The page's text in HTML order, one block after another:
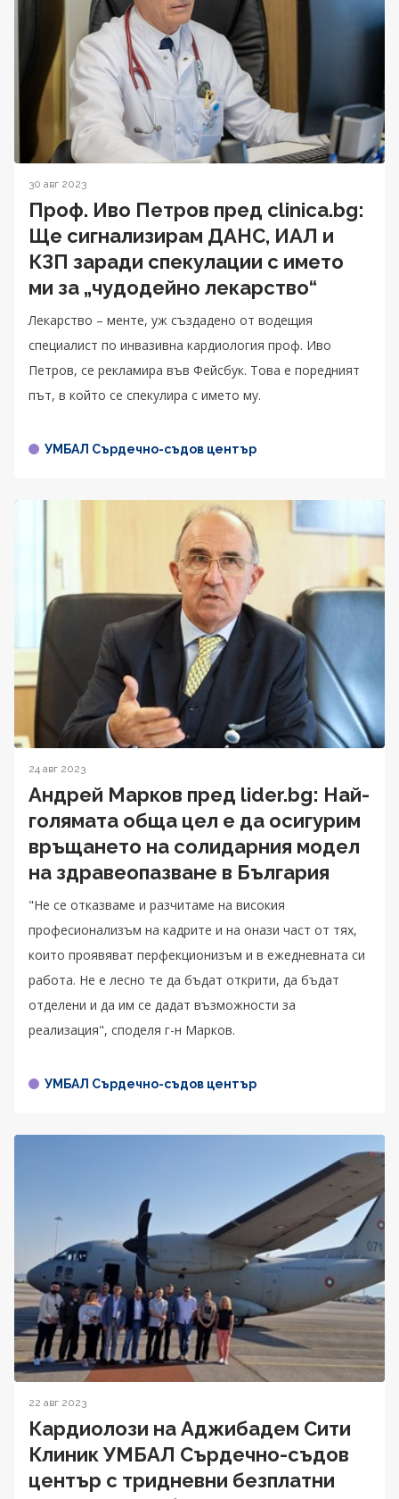
30 авг 2023
Проф. Иво Петров пред clinica.bg:
Ще сигнализирам ДАНС, ИАЛ и
КЗП заради спекулации с името
ми за „чудодейно лекарство“
Лекарство – менте, уж създадено от водещия
специалист по инвазивна кардиология проф. Иво
Петров, се рекламира във Фейсбук. Това е поредният
път, в който се спекулира с името му.
УМБАЛ Сърдечно-съдов център
24 авг 2023
Андрей Марков пред lider.bg: Най-
голямата обща цел е да осигурим
връщането на солидарния модел
на здравеопазване в България
"Не се отказваме и разчитаме на високия
професионализъм на кадрите и на онази част от тях,
които проявяват перфекционизъм и в ежедневната си
работа. Не е лесно те да бъдат открити, да бъдат
отделени и да им се дадат възможности за
реализация", споделя г-н Марков.
УМБАЛ Сърдечно-съдов център
22 авг 2023
Кардиолози на Аджибадем Сити
Клиник УМБАЛ Сърдечно-съдов
център с тридневни безплатни